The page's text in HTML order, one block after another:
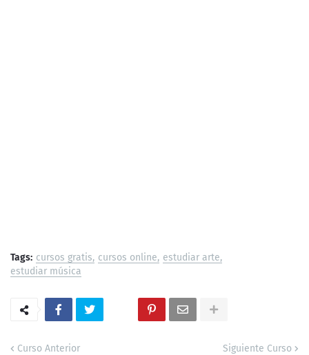
Tags: cursos gratis cursos online estudiar arte
estudiar música
Curso Anterior Siguiente Curso